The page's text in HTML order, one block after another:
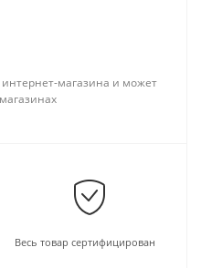
магазина и может
Весь товар сертифицирован